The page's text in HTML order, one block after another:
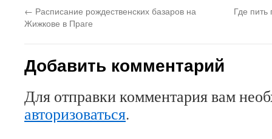
← Расписание рождественских базаров на
Жижкове в Праге
Где
Добавить комментарий
Для отправки комментария вам
авторизоваться.